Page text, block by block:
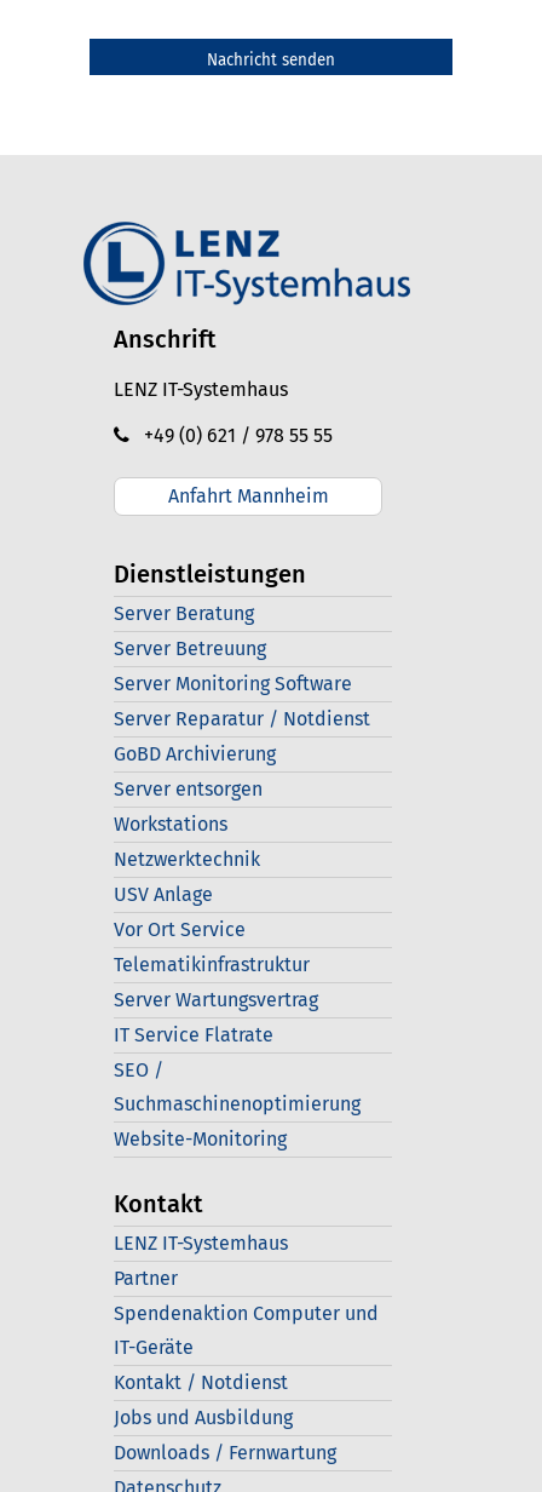
Anschrift
LENZ IT-Systemhaus
+49 (0) 621 / 978 55 55
Anfahrt Mannheim
Dienstleistungen
Server Beratung
Server Betreuung
Server Monitoring Software
Server Reparatur / Notdienst
GoBD Archivierung
Server entsorgen
Workstations
Netzwerktechnik
USV Anlage
Vor Ort Service
Telematikinfrastruktur
Server Wartungsvertrag
IT Service Flatrate
SEO /
Suchmaschinenoptimierung
Website-Monitoring
Kontakt
LENZ IT-Systemhaus
Partner
Spendenaktion Computer und
IT-Geräte
Kontakt / Notdienst
Jobs und Ausbildung
Downloads / Fernwartung